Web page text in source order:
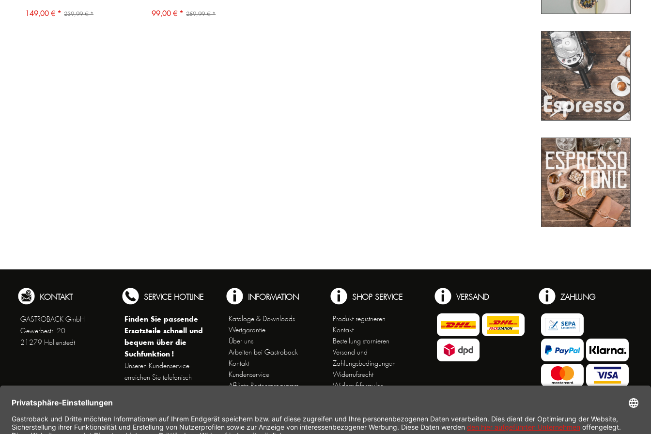
149,00 € * 239,99 € * 99,00 € * 259,99 € *
KONTAKT
GASTROBACK GmbH
Gewerbestr. 20
21279 Hollenstedt
SERVICE HOTLINE
Finden Sie passende
Ersatzteile schnell und
bequem über die
Suchfunktion !
Unseren Kundenservice
erreichen Sie telefonisch
(0) 41 65 / 22 25 - 0
INFORMATION
Kataloge & Downloads
Wertgarantie
Über uns
Arbeiten bei Gastroback
Kontakt
Kundenservice
Affiliate-Partnerprogramm
Handelsvertretungen
Allgemeine
SHOP SERVICE
Produkt registrieren
Kontakt
Bestellung stornieren
Versand und
Zahlungsbedingungen
Widerrufsrecht
Widerrufsformular
VERSAND ZAHLUNG